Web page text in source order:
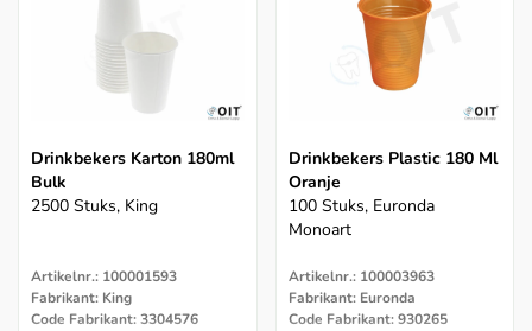
Drinkbekers Karton 180ml
Bulk
2500 Stuks, King
Artikelnr.: 100001593
Fabrikant: King
Code Fabrikant: 3304576
Drinkbekers Plastic 180 Ml
Oranje
100 Stuks, Euronda
Monoart
Artikelnr.: 100003963
Fabrikant: Euronda
Code Fabrikant: 930265